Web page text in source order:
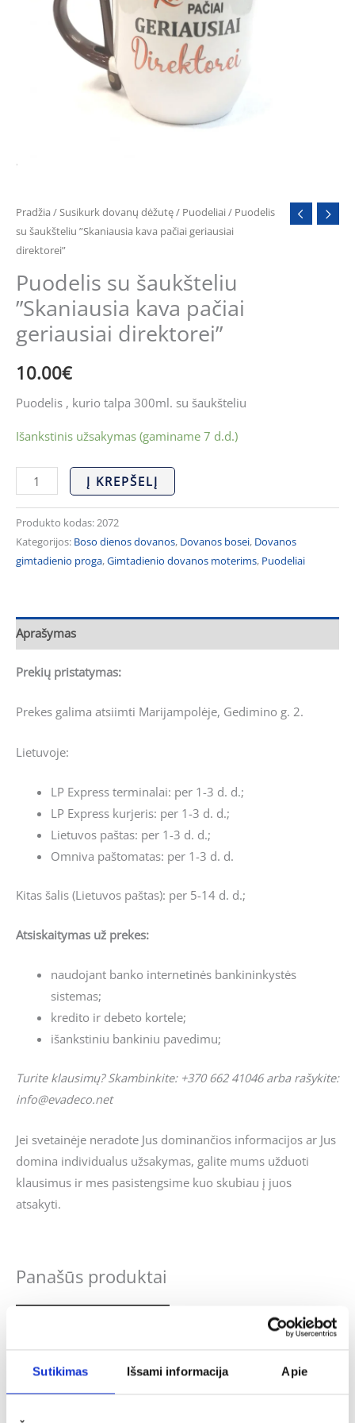
Sutikimas Išsami informacija Apie
Pradžia /Susikurk dovanų dėžutę/ Puodeliai/ Puodelis
su šaukšteliu ”Skaniausia kava pačiai geriausiai
direktorei”
Puodelis su šaukšteliu
”Skaniausia kava pačiai
geriausiai direktorei”
10.00€
Puodelis , kurio talpa 300ml. su šaukšteliu
Išankstinis užsakymas (gaminame 7 d.d.)
geriausiai
direktorei''
Į KREPŠELĮ
Produkto kodas:2072
Kategorijos: Boso dienos dovanos, Dovanos bosei, Dovanos
gimtadienio proga,Gimtadienio dovanos moterims, Puodeliai
Aprašymas
Prekių pristatymas:
Prekes galima atsiimti Marijampolėje, Gedimino g. 2.
Lietuvoje:
LP Express terminalai: per 1-3 d. d.;
LP Express kurjeris: per 1-3 d. d.;
Lietuvos paštas: per 1-3 d. d.;
Omniva paštomatas: per 1-3 d. d.
Kitas šalis (Lietuvos paštas): per 5-14 d. d.;
Atsiskaitymas už prekes:
naudojant banko internetinės bankininkystės
sistemas;
kredito ir debeto kortele;
išankstiniu bankiniu pavedimu;
Turite klausimų? Skambinkite: +370 662 41046 arba rašykite:
info@evadeco.net
Jei svetainėje neradote Jus dominančios informacijos ar Jus
domina individualus užsakymas, galite mums užduoti
klausimus ir mes pasistengsime kuo skubiau į juos
atsakyti.
Panašūs produktai